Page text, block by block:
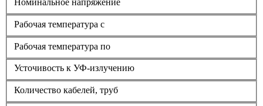
Номинальное напряжение
Рабочая температура с
Рабочая температура по
Усточивость к УФ-излучению
Количество кабелей, труб